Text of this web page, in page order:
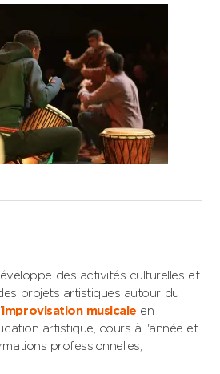
des activités culturelles et
projets artistiques autour du
improvisation musicale en
artistique, cours à l'année et
professionnelles,